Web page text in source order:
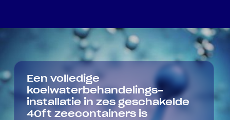
Een volledige
koelwaterbehandelings-
installatie in zes geschakelde
40ft zeecontainers is